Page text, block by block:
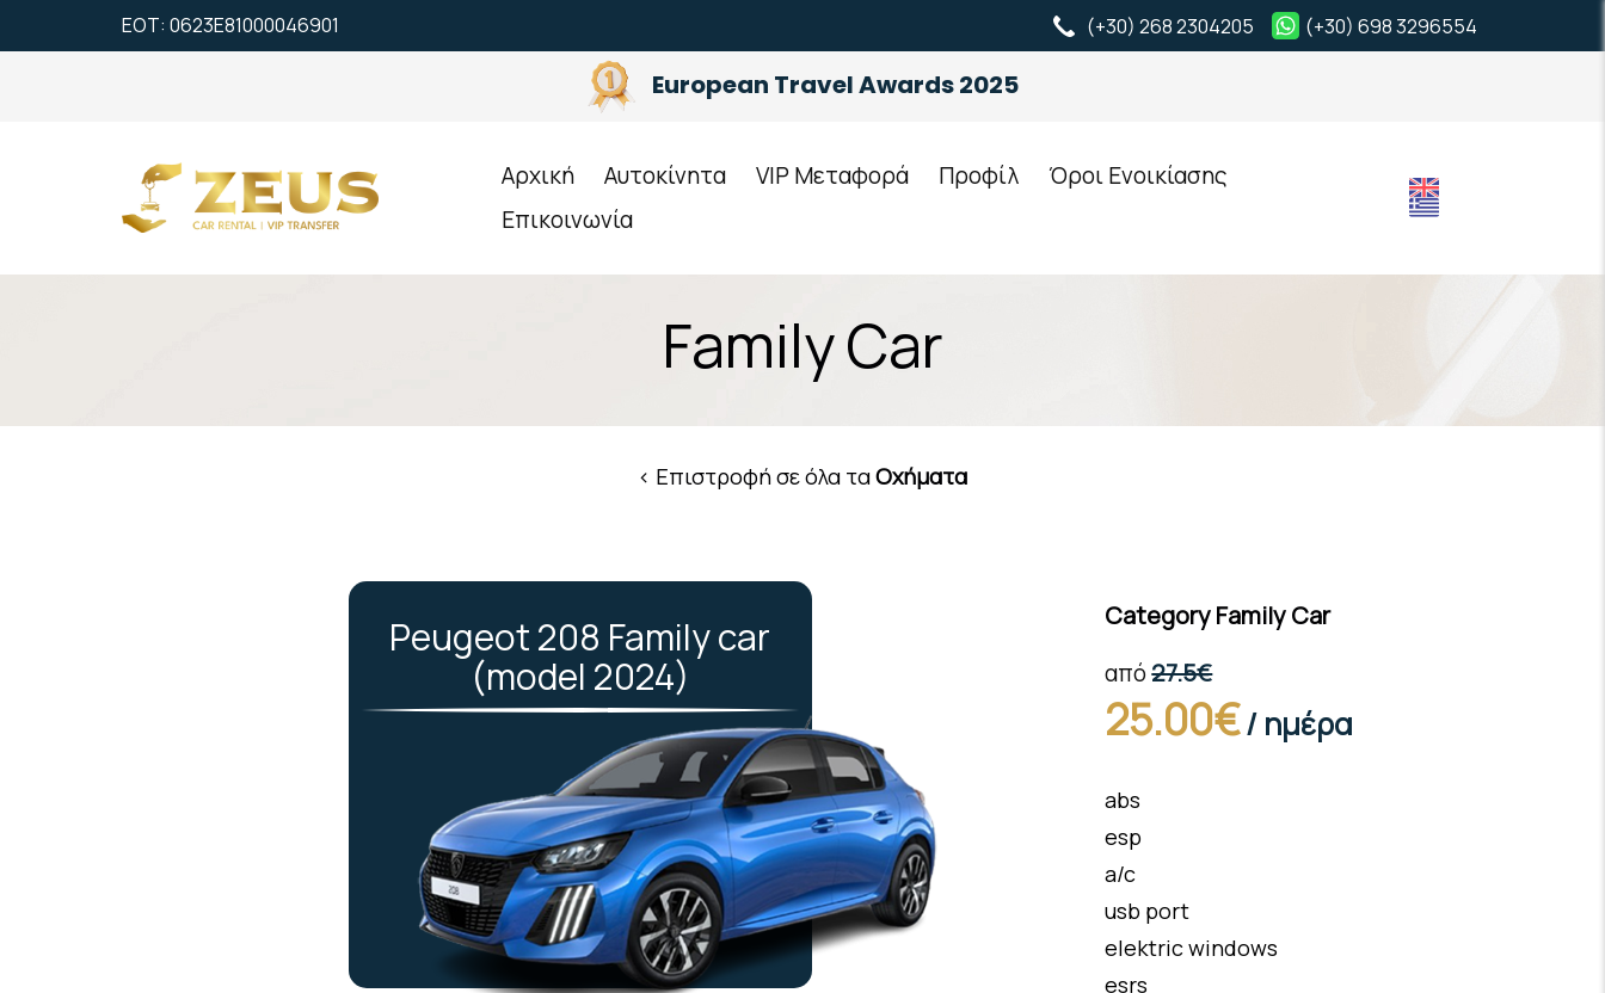
ΕΟΤ: 0623Ε81000046901 (+30) 268 2304205 (+30) 698 3296554
European Travel Awards 2025
Αρχική Αυτοκίνητα VIP Μεταφορά Προφίλ
Όροι Ενοικίασης
Επικοινωνία
Family Car
< Επιστροφή σε όλα ταΟχήματα
Peugeot 208 Family car
(model 2024)
Category Family Car
από27.5€
25.00€/ ημέρα
abs
esp
a/c
usb port
elektric windows
esrs